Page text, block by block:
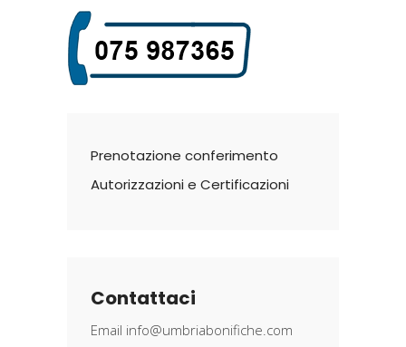
Prenotazione conferimento
Autorizzazioni e Certificazioni
Contattaci
Email info@umbriabonifiche.com